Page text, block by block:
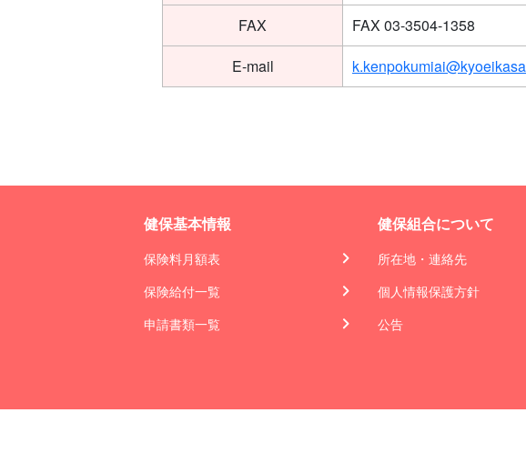
FAX
FAX 03-3504-1358
E-mail
健保基本情報
保険料月額表
保険給付一覧
申請書類一覧
健保組合について
所在地・連絡先
個人情報保護方針
公告